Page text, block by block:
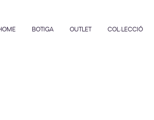
BOTIGA OUTLET COL·LECCIÓ